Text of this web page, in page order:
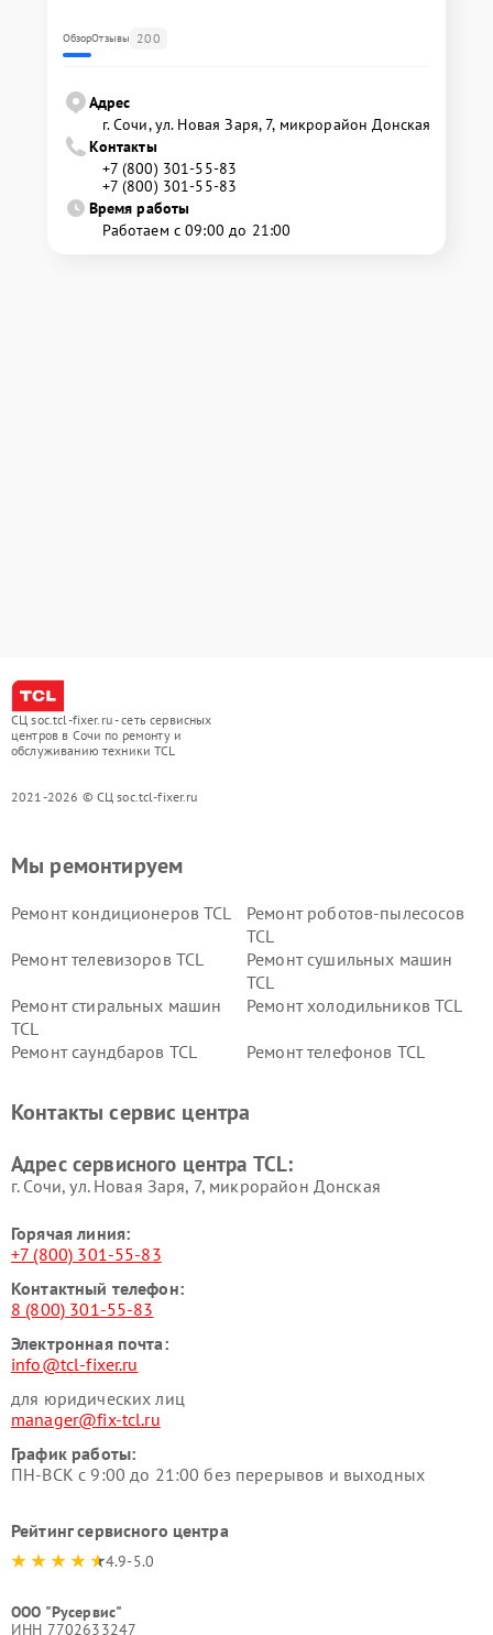
ОбзорОтзывы 200
Адрес
г. Сочи, ул. Новая Заря, 7, микрорайон Донская
Контакты
+7 (800) 301-55-83
+7 (800) 301-55-83
Время работы
Работаем с 09:00 до 21:00
СЦ soc.tcl-fixer.ru - сеть сервисных
центров в Сочи по ремонту и
обслуживанию техники TCL
2021-2026 © СЦ soc.tcl-fixer.ru
Мы ремонтируем
Ремонт кондиционеров TCL
Ремонт роботов-пылесосов
TCL
Ремонт телевизоров TCL
Ремонт сушильных машин
TCL
Ремонт стиральных машин
TCL
Ремонт холодильников TCL
Ремонт саундбаров TCL Ремонт телефонов TCL
Контакты сервис центра
Адрес сервисного центра TCL:
г. Сочи, ул. Новая Заря, 7, микрорайон Донская
Горячая линия:
+7 (800) 301-55-83
Контактный телефон:
8 (800) 301-55-83
Электронная почта:
info@tcl-fixer.ru
для юридических лиц
manager@fix-tcl.ru
График работы:
ПН-ВСК с 9:00 до 21:00 без перерывов и выходных
Рейтинг сервисного центра
4.9-5.0
ООО "Русервис"
ИНН 7702633247